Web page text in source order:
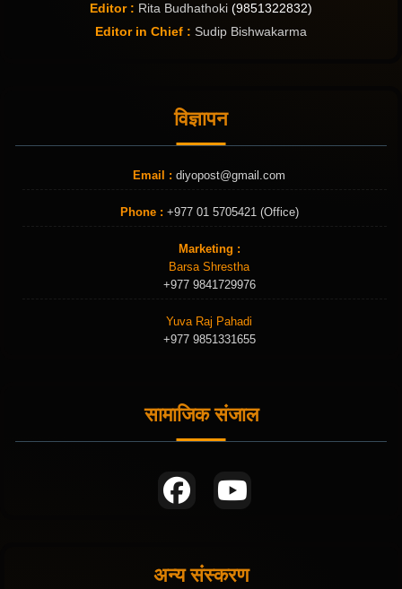
Editor : Rita Budhathoki (9851322832)
Editor in Chief : Sudip Bishwakarma
विज्ञापन
Email : diyopost@gmail.com
Phone : +977 01 5705421 (Office)
Marketing :
Barsa Shrestha
+977 9841729976
Yuva Raj Pahadi
+977 9851331655
सामाजिक संजाल
अन्य संस्करण